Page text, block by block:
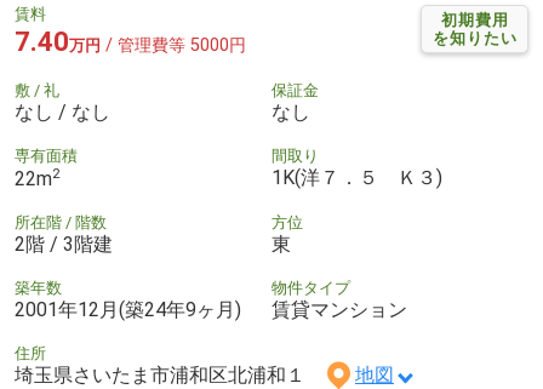
初期費用
を知りたい
賃料
7.40万円 / 管理費等 5000円
敷 / 礼
なし / なし
保証金
なし
専有面積
22m2
間取り
1K(洋７．５ Ｋ３)
所在階 / 階数
2階 / 3階建
方位
東
築年数
2001年12月(築24年9ヶ月)
物件タイプ
賃貸マンション
住所
埼玉県さいたま市浦和区北浦和１ 地図